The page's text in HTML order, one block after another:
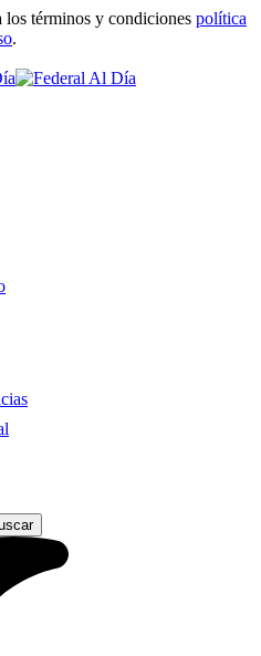
los términos y condiciones política
.